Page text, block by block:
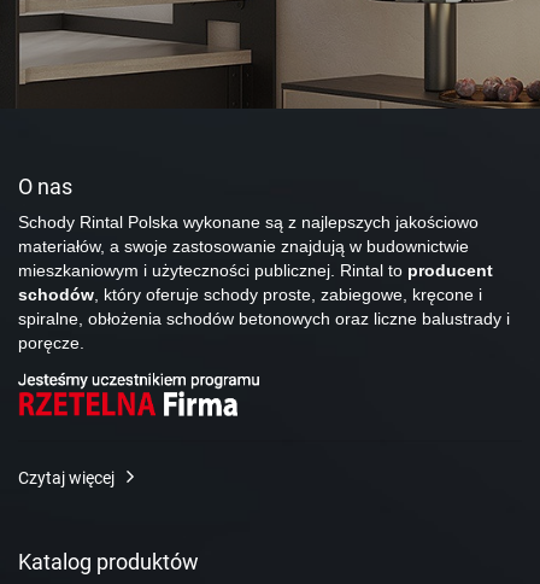
O nas
Schody Rintal Polska wykonane są z najlepszych jakościowo
materiałów, a swoje zastosowanie znajdują w budownictwie
mieszkaniowym i użyteczności publicznej. Rintal to producent
schodów, który oferuje schody proste, zabiegowe, kręcone i
spiralne, obłożenia schodów betonowych oraz liczne balustrady i
poręcze.
Czytaj więcej
Katalog produktów